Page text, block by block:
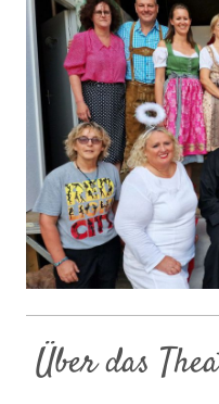
Über das